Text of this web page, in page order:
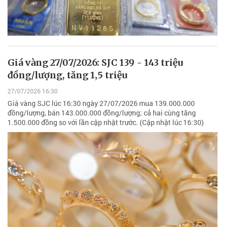
Giá vàng 27/07/2026: SJC 139 - 143 triệu
đồng/lượng, tăng 1,5 triệu
27/07/2026 16:30
Giá vàng SJC lúc 16:30 ngày 27/07/2026 mua 139.000.000
đồng/lượng, bán 143.000.000 đồng/lượng; cả hai cùng tăng
1.500.000 đồng so với lần cập nhật trước. (Cập nhật lúc 16:30)